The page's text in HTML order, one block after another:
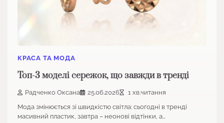
КРАСА ТА МОДА
Топ-3 моделі сережок, що завжди в тренді
Радченко Оксана 25.06.2026
1 хв.читання
Мода змінюється зі швидкістю світла: сьогодні в тренді
масивний пластик, завтра – неонові відтінки, а…